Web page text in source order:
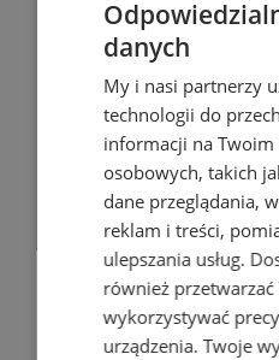
danych
My i nasi partnerzy
technologii do
informacji na Twoim
osobowych, takich
dane przeglądania,
reklam i treści,
ulepszania usług.
również
wykorzystywać
urządzenia. Twoje